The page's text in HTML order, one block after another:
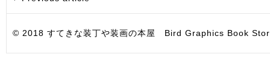
© 2018 すてきな装丁や装画の本屋 Bird Graphics Book